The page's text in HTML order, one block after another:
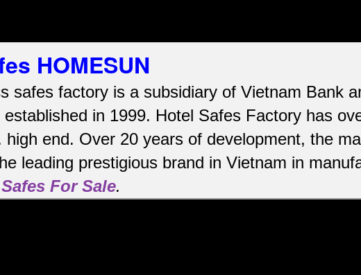
HOMESUN
safes factory is a subsidiary of Vietnam Bank
in 1999. Hotel Safes Factory has
high end. Over 20 years of development, the
leading prestigious brand in Vietnam in
For Sale.